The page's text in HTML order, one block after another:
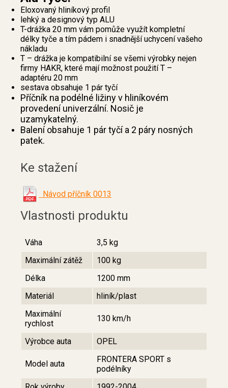
Eloxovaný hliníkový profil
lehký a designový typ ALU
T-drážka 20 mm vám pomůže využít kompletní
délky tyče a tím pádem i snadnější uchycení vašeho
nákladu
T – drážka je kompatibilní se všemi výrobky nejen
firmy HAKR, které mají možnost použití T –
adaptéru 20 mm
sestava obsahuje 1 pár tyčí
Příčník na podélné ližiny v hliníkovém
provedení univerzální. Nosič je
uzamykatelný.
Balení obsahuje 1 pár tyčí a 2 páry nosných
patek.
Ke stažení
Návod příčník 0013
Vlastnosti produktu
Váha
3,5 kg
Maximální zátěž
100 kg
Délka
1200 mm
Materiál
hliník/plast
Maximální
rychlost
130 km/h
Výrobce auta OPEL
Model auta
FRONTERA SPORT s
podélníky